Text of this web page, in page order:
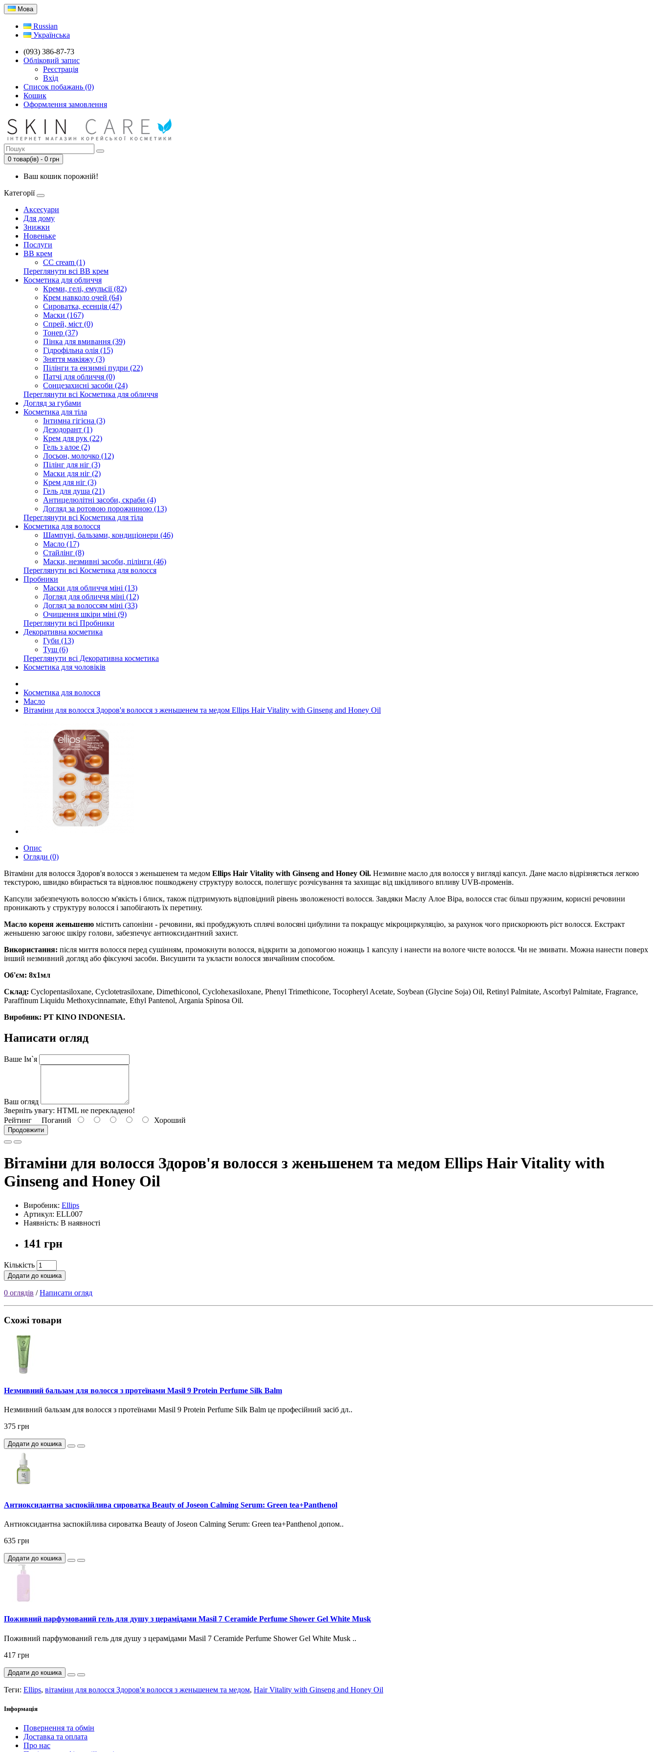
Мова
Russian
Українська
(093) 386-87-73
Обліковий запис
Реєстрація
Вхід
Список побажань (0)
Кошик
Оформлення замовлення
0 товар(ів) - 0 грн
Ваш кошик порожній!
Категорії
Аксесуари
Для дому
Знижки
Новеньке
Послуги
BB крем
CC cream (1)
Переглянути всі BB крем
Косметика для обличчя
Креми, гелі, емульсії (82)
Крем навколо очей (64)
Сироватка, есенція (47)
Маски (167)
Спрей, міст (0)
Тонер (37)
Пінка для вмивання (39)
Гідрофільна олія (15)
Зняття макіяжу (3)
Пілінги та ензимні пудри (22)
Патчі для обличчя (0)
Сонцезахисні засоби (24)
Переглянути всі Косметика для обличчя
Догляд за губами
Косметика для тіла
Інтимна гігієна (3)
Дезодорант (1)
Крем для рук (22)
Гель з алое (2)
Лосьон, молочко (12)
Пілінг для ніг (3)
Маски для ніг (2)
Крем для ніг (3)
Гель для душа (21)
Антицелюлітні засоби, скраби (4)
Догляд за ротовою порожниною (13)
Переглянути всі Косметика для тіла
Косметика для волосся
Шампуні, бальзами, кондиціонери (46)
Масло (17)
Стайлінг (8)
Маски, незмивні засоби, пілінги (46)
Переглянути всі Косметика для волосся
Пробники
Маски для обличчя міні (13)
Догляд для обличчя міні (12)
Догляд за волоссям міні (33)
Очищення шкіри міні (9)
Переглянути всі Пробники
Декоративна косметика
Губи (13)
Туш (6)
Переглянути всі Декоративна косметика
Косметика для чоловіків
Косметика для волосся
Масло
Вітаміни для волосся Здоров'я волосся з женьшенем та медом Ellips Hair Vitality with Ginseng and Honey Oil
Опис
Огляди (0)
Вітаміни для волосся Здоров'я волосся з женьшенем та медом Ellips Hair Vitality with Ginseng and Honey Oil. Незмивне масло для волосся у вигляді капсул. Дане масло відрізняється легкою
текстурою, швидко вбирається та відновлює пошкоджену структуру волосся, полегшує розчісування та захищає від шкідливого впливу UVB-променів.
Капсули забезпечують волоссю м'якість і блиск, також підтримують відповідний рівень зволоженості волосся. Завдяки Маслу Алое Віра, волосся стає більш пружним, корисні речовини
проникають у структуру волосся і запобігають їх перетину.
Масло кореня женьшеню містить сапоніни - речовини, які пробуджують сплячі волосяні цибулини та покращує мікроциркуляцію, за рахунок чого прискорюють ріст волосся. Екстракт
женьшеню загоює шкіру голови, забезпечує антиоксидантний захист.
Використання: після миття волосся перед сушінням, промокнути волосся, відкрити за допомогою ножиць 1 капсулу і нанести на вологе чисте волосся. Чи не змивати. Можна нанести поверх
інший незмивний догляд або фіксуючі засоби. Висушити та укласти волосся звичайним способом.
Об'єм: 8х1мл
Склад: Cyclopentasiloxane, Cyclotetrasiloxane, Dimethiconol, Cyclohexasiloxane, Phenyl Trimethicone, Tocopheryl Acetate, Soybean (Glycine Soja) Oil, Retinyl Palmitate, Ascorbyl Palmitate, Fragrance,
Paraffinum Liquidu Methoxycinnamate, Ethyl Pantenol, Argania Spinosa Oil.
Виробник: PT KINO INDONESIA.
Написати огляд
Ваше Ім`я
Ваш огляд
Зверніть увагу: HTML не перекладено!
Рейтинг Поганий Хороший
Продовжити
Вітаміни для волосся Здоров'я волосся з женьшенем та медом Ellips Hair Vitality with
Ginseng and Honey Oil
Виробник: Ellips
Артикул: ELL007
Наявність: В наявності
141 грн
Кількість
Додати до кошика
0 оглядів /Написати огляд
Схожі товари
Незмивний бальзам для волосся з протеїнами Masil 9 Protein Perfume Silk Balm
Незмивний бальзам для волосся з протеїнами Masil 9 Protein Perfume Silk Balm це професійний засіб дл..
375 грн
Додати до кошика
Антиоксидантна заспокійлива сироватка Beauty of Joseon Calming Serum: Green tea+Panthenol
Антиоксидантна заспокійлива сироватка Beauty of Joseon Calming Serum: Green tea+Panthenol допом..
635 грн
Додати до кошика
Поживний парфумований гель для душу з церамідами Masil 7 Ceramide Perfume Shower Gel White Musk
Поживний парфумований гель для душу з церамідами Masil 7 Ceramide Perfume Shower Gel White Musk ..
417 грн
Додати до кошика
Теги: Ellips, вітаміни для волосся Здоров'я волосся з женьшенем та медом, Hair Vitality with Ginseng and Honey Oil
Інформація
Повернення та обмін
Доставка та оплата
Про нас